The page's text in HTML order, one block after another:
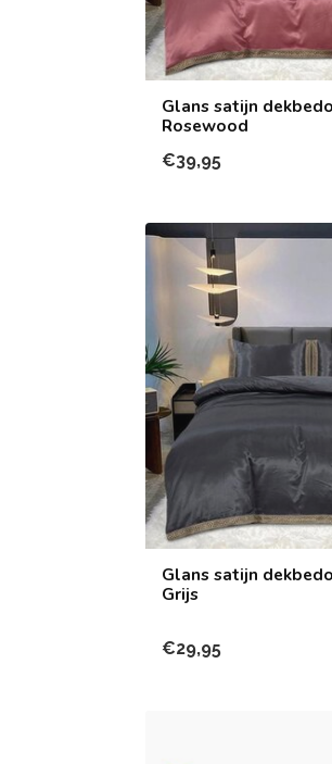
Glans satijn
Rosewood
€39,95
Glans satijn
Grijs
€29,95